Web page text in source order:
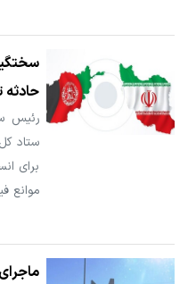
حادثه
رئیس
ستاد
برای
موانع